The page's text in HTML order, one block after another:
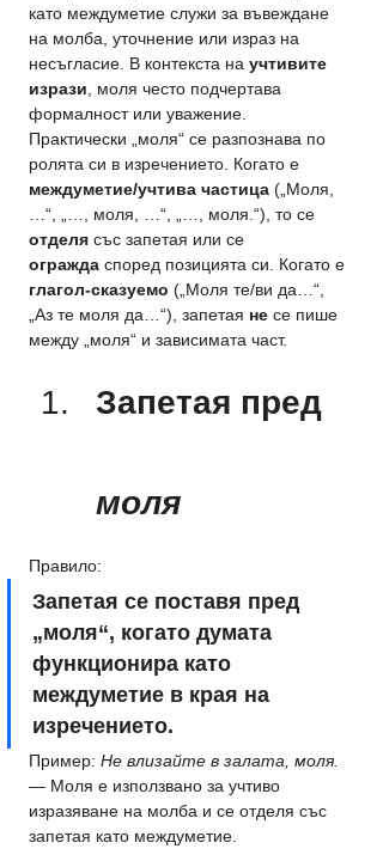
като междуметие служи за въвеждане
на молба, уточнение или израз на
несъгласие. В контекста на учтивите
изрази, моля често подчертава
формалност или уважение.
Практически „моля“ се разпознава по
ролята си в изречението. Когато е
междуметие/учтива частица („Моля,
…“, „…, моля, …“, „…, моля.“), то се
отделя със запетая или се
огражда според позицията си. Когато е
глагол-сказуемо („Моля те/ви да…“,
„Аз те моля да…“), запетая не се пише
между „моля“ и зависимата част.
Запетая пред
моля
Правило:
Запетая се поставя пред
„моля“, когато думата
функционира като
междуметие в края на
изречението.
Пример: Не влизайте в залата, моля.
— Моля е използвано за учтиво
изразяване на молба и се отделя със
запетая като междуметие.